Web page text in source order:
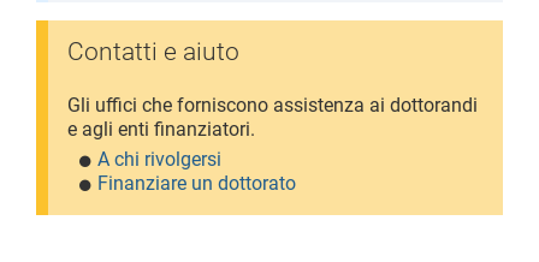
Contatti e aiuto
Gli uffici che forniscono assistenza ai dottorandi
e agli enti finanziatori.
A chi rivolgersi
Finanziare un dottorato